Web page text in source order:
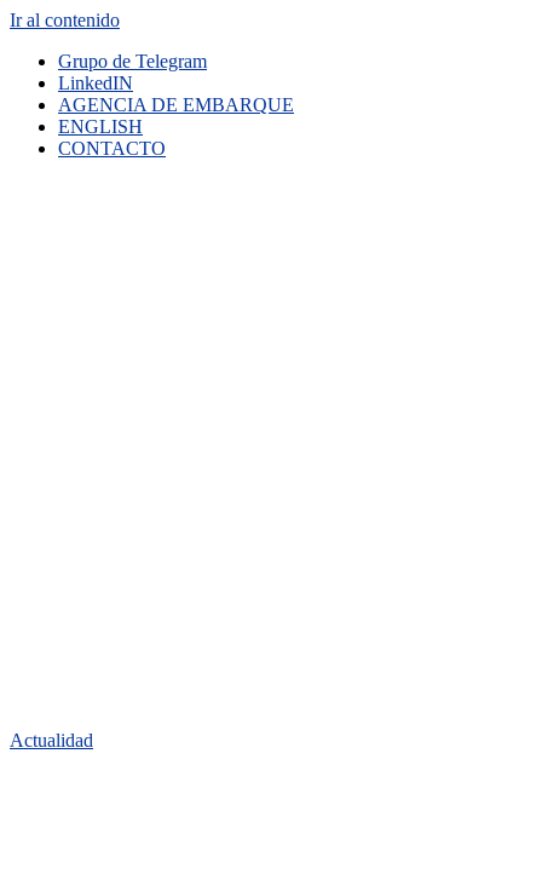
Ir al contenido
Grupo de Telegram
LinkedIN
AGENCIA DE EMBARQUE
ENGLISH
CONTACTO
Actualidad